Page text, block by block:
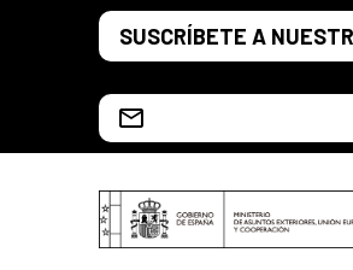
Saltar al contenido principal
SUSCRÍBETE A